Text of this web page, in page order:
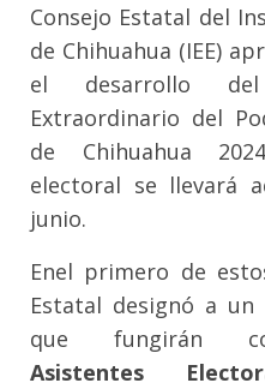
Consejo Estatal del
de Chihuahua (IEE)
el desarrollo del
Extraordinario del
de Chihuahua
electoral se llevará
junio.
Enel primero de
Estatal designó a
que fungirán
Asistentes